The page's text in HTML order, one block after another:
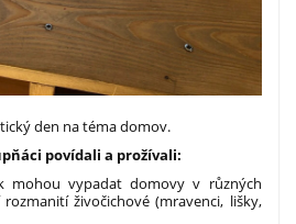
den na téma domov.
povídali a prožívali:
mohou vypadat domovy v různých
živočichové (mravenci, lišky,